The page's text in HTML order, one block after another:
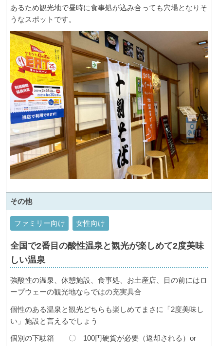
あるため観光地で昼時に食事処が込み合っても穴場となりそ
うなスポットです。
その他
ファミリー向け 女性向け
全国で2番目の酸性温泉と観光が楽しめて2度美味
しい温泉
強酸性の温泉、休憩施設、食事処、お土産店、目の前にはロ
ープウェーの観光地ならではの充実具合
個性のある温泉と観光どちらも楽しめてまさに「2度美味し
い」施設と言えるでしょう
個別の下駄箱 〇 100円硬貨が必要（返却される）or